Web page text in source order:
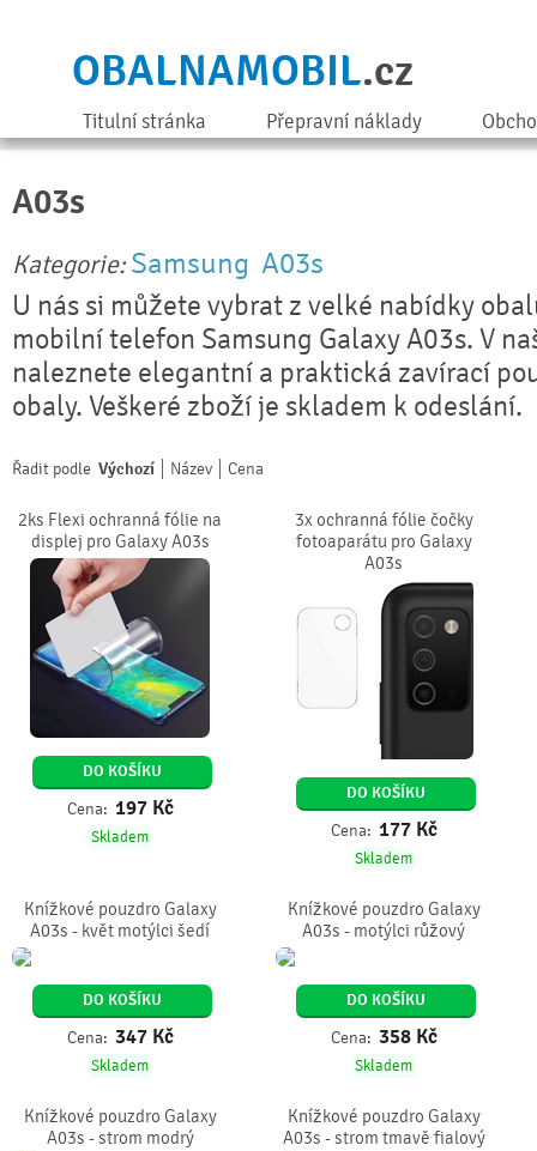
OBALNAMOBIL.cz
Titulní stránka Přepravní náklady
A03s
Kategorie: Samsung A03s
U nás si můžete vybrat z velké nabídky
mobilní telefon Samsung Galaxy A03s. V
naleznete elegantní a praktická zavírací
obaly. Veškeré zboží je skladem k odeslání.
Řadit podle Výchozí Název Cena
2ks Flexi ochranná fólie na
displej pro Galaxy A03s
DO KOŠÍKU
Cena: 197 Kč
Skladem
3x ochranná fólie čočky
fotoaparátu pro Galaxy
A03s
DO KOŠÍKU
Cena: 177 Kč
Skladem
Knížkové pouzdro Galaxy
A03s - květ motýlci šedí
DO KOŠÍKU
Cena: 347 Kč
Skladem
Knížkové pouzdro Galaxy
A03s - motýlci růžový
DO KOŠÍKU
Cena: 358 Kč
Skladem
Knížkové pouzdro Galaxy
A03s - strom modrý
Knížkové pouzdro Galaxy
A03s - strom tmavě fialový